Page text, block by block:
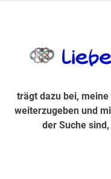
Suche
trägt dazu bei,
weiterzugeben und
der Suche